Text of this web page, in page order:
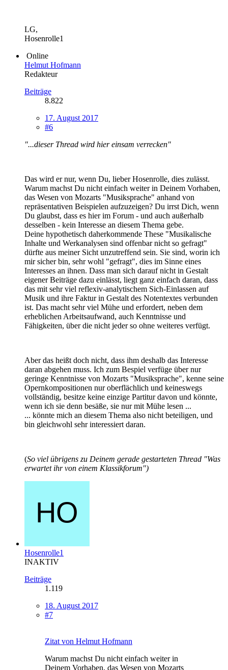
LG,
Hosenrolle1
Online
Helmut Hofmann
Redakteur
Beiträge
8.822
17. August 2017
#6
"...dieser Thread wird hier einsam verrecken"
Das wird er nur, wenn Du, lieber Hosenrolle, dies zulässt.
Warum machst Du nicht einfach weiter in Deinem Vorhaben,
das Wesen von Mozarts "Musiksprache" anhand von
repräsentativen Beispielen aufzuzeigen? Du irrst Dich, wenn
Du glaubst, dass es hier im Forum - und auch außerhalb
desselben - kein Interesse an diesem Thema gebe.
Deine hypothetisch daherkommende These "Musikalische
Inhalte und Werkanalysen sind offenbar nicht so gefragt"
dürfte aus meiner Sicht unzutreffend sein. Sie sind, worin ich
mir sicher bin, sehr wohl "gefragt", dies im Sinne eines
Interesses an ihnen. Dass man sich darauf nicht in Gestalt
eigener Beiträge dazu einlässt, liegt ganz einfach daran, dass
das mit sehr viel reflexiv-analytischem Sich-Einlassen auf
Musik und ihre Faktur in Gestalt des Notentextes verbunden
ist. Das macht sehr viel Mühe und erfordert, neben dem
erheblichen Arbeitsaufwand, auch Kenntnisse und
Fähigkeiten, über die nicht jeder so ohne weiteres verfügt.
Aber das heißt doch nicht, dass ihm deshalb das Interesse
daran abgehen muss. Ich zum Bespiel verfüge über nur
geringe Kenntnisse von Mozarts "Musiksprache", kenne seine
Opernkompositionen nur oberflächlich und keineswegs
vollständig, besitze keine einzige Partitur davon und könnte,
wenn ich sie denn besäße, sie nur mit Mühe lesen ...
... könnte mich an diesem Thema also nicht beteiligen, und
bin gleichwohl sehr interessiert daran.
(So viel übrigens zu Deinem gerade gestarteten Thread "Was
erwartet ihr von einem Klassikforum")
Hosenrolle1
INAKTIV
Beiträge
1.119
18. August 2017
#7
Zitat von Helmut Hofmann
Warum machst Du nicht einfach weiter in
Deinem Vorhaben, das Wesen von Mozarts